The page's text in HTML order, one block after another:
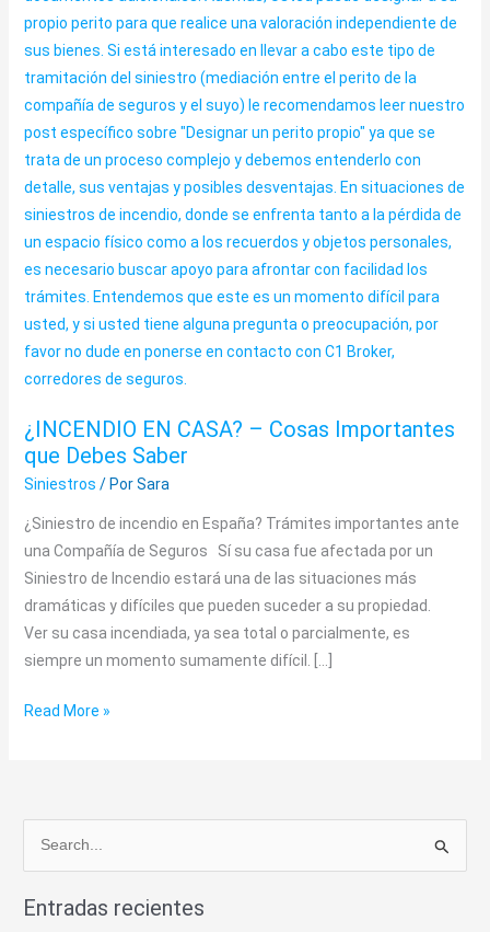
¿INCENDIO EN CASA? – Cosas Importantes
que Debes Saber
Siniestros / PorSara
¿Siniestro de incendio en España? Trámites importantes ante
una Compañía de Seguros Sí su casa fue afectada por un
Siniestro de Incendio estará una de las situaciones más
dramáticas y difíciles que pueden suceder a su propiedad.
Ver su casa incendiada, ya sea total o parcialmente, es
siempre un momento sumamente difícil. […]
Read More »
s
Entradas recientes